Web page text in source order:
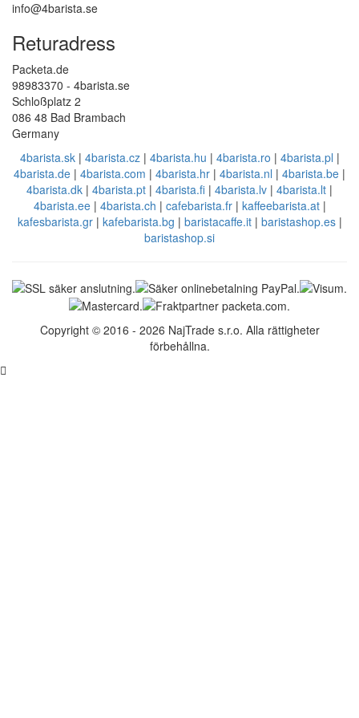
info@4barista.se
Returadress
Packeta.de
98983370 - 4barista.se
Schloßplatz 2
086 48 Bad Brambach
Germany
4barista.sk| 4barista.cz| 4barista.hu | 4barista.ro | 4barista.pl |
4barista.de | 4barista.com | 4barista.hr | 4barista.nl | 4barista.be |
4barista.dk | 4barista.pt | 4barista.fi | 4barista.lv | 4barista.lt |
4barista.ee| 4barista.ch | cafebarista.fr| kaffeebarista.at|
kafesbarista.gr| kafebarista.bg | baristacaffe.it| baristashop.es|
baristashop.si
Copyright © 2016 - 2026 NajTrade s.r.o. Alla rättigheter
förbehållna.